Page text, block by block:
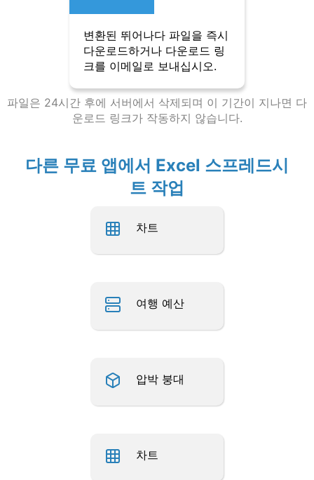
변환된 뛰어나다 파일을 즉시
다운로드하거나 다운로드 링
크를 이메일로 보내십시오.
파일은 24시간 후에 서버에서 삭제되며 이 기간이 지나면 다
운로드 링크가 작동하지 않습니다.
다른 무료 앱에서 Excel 스프레드시
트 작업
차트
여행 예산
압박 붕대
차트